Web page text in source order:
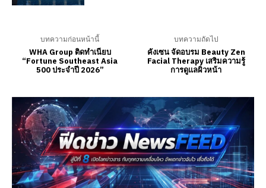
บทความก่อนหน้านี้
WHA Group ติดทำเนียบ
“Fortune Southeast Asia
500 ประจำปี 2026”
บทความถัดไป
คังเซน จัดอบรม Beauty Zen
Facial Therapy เสริมความรู้
การดูแลผิวหน้า